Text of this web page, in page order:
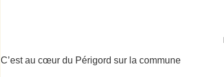
C’est au cœur du Périgord sur la commune